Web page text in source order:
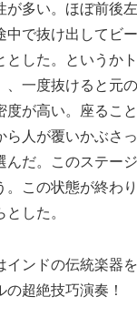
が多い。ほぼ前後
中で抜け出してビ
とした。というか
、一度抜けると元
度が高い。座るこ
ら人が覆いかぶさ
んだ。このステー
。この状態が終わ
した。
インドの伝統楽器
超絶技巧演奏！